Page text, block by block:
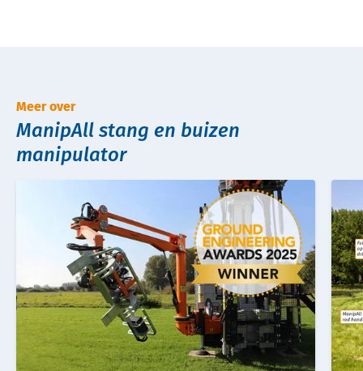
Meer over
ManipAll stang en buizen
manipulator